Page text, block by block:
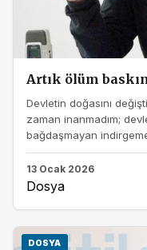
Artık ölüm
Devletin doğasını
zaman inanmadım;
bağdaşmayan
13 Ocak 2026
Dosya
DOSYA